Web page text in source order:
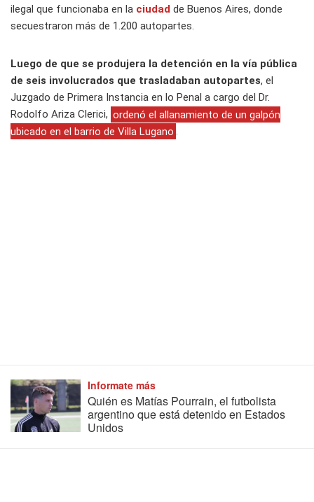
ilegal que funcionaba en la ciudad de Buenos Aires, donde
secuestraron más de 1.200 autopartes.
Luego de que se produjera la detención en la vía pública
de seis involucrados que trasladaban autopartes, el
Juzgado de Primera Instancia en lo Penal a cargo del Dr.
Rodolfo Ariza Clerici, ordenó el allanamiento de un galpón
ubicado en el barrio de Villa Lugano .
Informate más
Quién es Matías Pourrain, el futbolista
argentino que está detenido en Estados
Unidos